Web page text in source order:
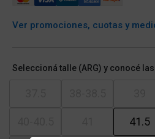
Ver promociones, cuotas y
Seleccioná talle (ARG) y conocé
41.5